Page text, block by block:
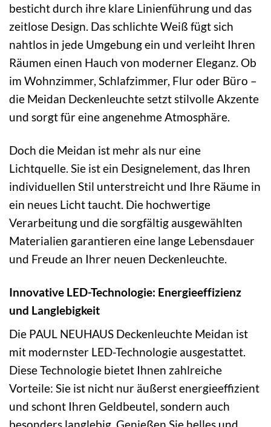
besticht durch ihre klare Linienführung und das
zeitlose Design. Das schlichte Weiß fügt sich
nahtlos in jede Umgebung ein und verleiht Ihren
Räumen einen Hauch von moderner Eleganz. Ob
im Wohnzimmer, Schlafzimmer, Flur oder Büro –
die Meidan Deckenleuchte setzt stilvolle Akzente
und sorgt für eine angenehme Atmosphäre.
Doch die Meidan ist mehr als nur eine
Lichtquelle. Sie ist ein Designelement, das Ihren
individuellen Stil unterstreicht und Ihre Räume in
ein neues Licht taucht. Die hochwertige
Verarbeitung und die sorgfältig ausgewählten
Materialien garantieren eine lange Lebensdauer
und Freude an Ihrer neuen Deckenleuchte.
Innovative LED-Technologie: Energieeffizienz
und Langlebigkeit
Die PAUL NEUHAUS Deckenleuchte Meidan ist
mit modernster LED-Technologie ausgestattet.
Diese Technologie bietet Ihnen zahlreiche
Vorteile: Sie ist nicht nur äußerst energieeffizient
und schont Ihren Geldbeutel, sondern auch